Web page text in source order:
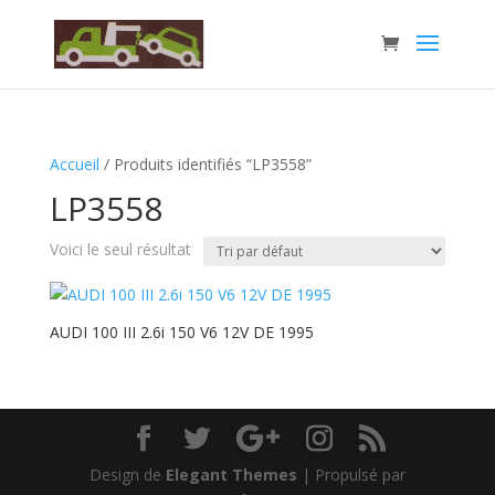
Accueil / Produits identifiés “LP3558”
LP3558
Voici le seul résultat
AUDI 100 III 2.6i 150 V6 12V DE 1995
Design de Elegant Themes | Propulsé par